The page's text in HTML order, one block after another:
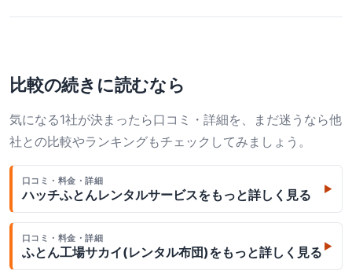
比較の続きに読むなら
気になる1社が決まったら口コミ・詳細を、まだ迷うなら他
社との比較やランキングもチェックしてみましょう。
口コミ・料金・詳細
ハッチふとんレンタルサービスをもっと詳しく見る ▶
口コミ・料金・詳細
ふとん工場サカイ(レンタル布団)をもっと詳しく見る ▶